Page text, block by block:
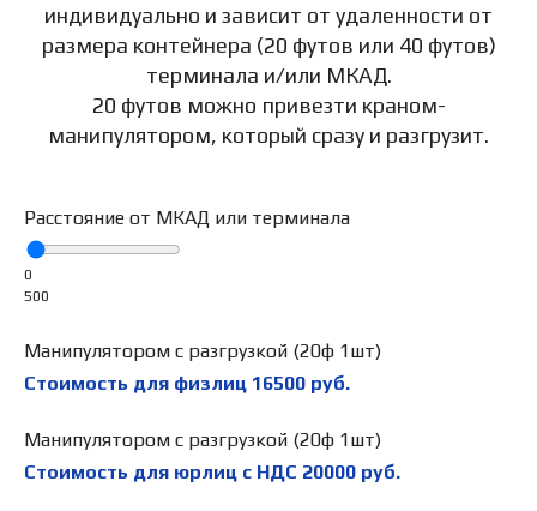
индивидуально и зависит от удаленности от
размера контейнера (20 футов или 40 футов)
терминала и/или МКАД.
20 футов можно привезти краном-
манипулятором, который сразу и разгрузит.
Расстояние от МКАД или терминала
0
500
Манипулятором с разгрузкой (20ф 1шт)
Стоимость для физлиц 16500 руб.
Манипулятором с разгрузкой (20ф 1шт)
Стоимость для юрлиц с НДС 20000 руб.